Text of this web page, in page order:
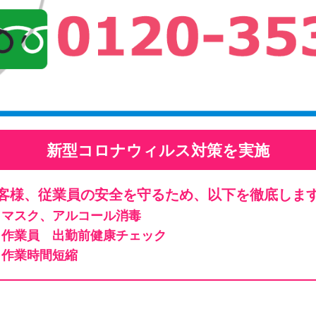
新型コロナウィルス対策を実施
様、従業員の安全を守るため、以下を徹底しま
マスク、アルコール消毒
作業員 出勤前健康チェック
作業時間短縮